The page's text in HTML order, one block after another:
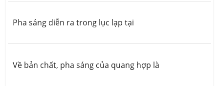
Pha sáng diễn ra trong lục lạp tại
Về bản chất, pha sáng của quang hợp là